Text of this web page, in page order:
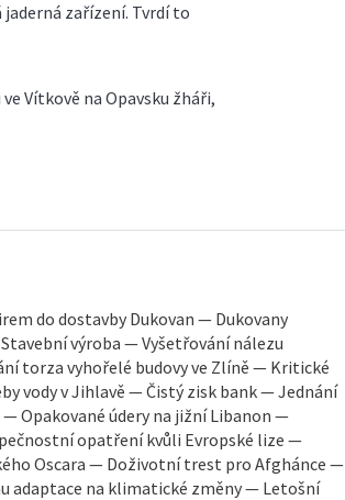
zařízení. Tvrdí to
Vítkově na Opavsku žháři,
do dostavby Dukovan — Dukovany
výroba — Vyšetřování nálezu
torza vyhořelé budovy ve Zlíně — Kritické
vody v Jihlavě — Čistý zisk bank — Jednání
Opakované údery na jižní Libanon —
opatření kvůli Evropské lize —
Oscara — Doživotní trest pro Afghánce —
adaptace na klimatické změny — Letošní